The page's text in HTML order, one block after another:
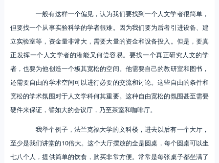
一般有这样一个偏见，认为我们要找到一个人文学者很简单，
但要找一个从事实验科学的学者很难。因为我们要为后者引进设备、建
立实验室等，资金量非常大，需要大量的资金和设备投入。但是，要真
正发挥一个人文学者的潜能又何尝容易。要找一个真正研究人文的学
者，也要为他创造一个极其宽松的空间。他需要自己的教研室和图书，
还需要自由的学术空间可以进行必要的交流和讨论。这些自由的条件和
宽松的学术氛围对于人文学科何其重要。这种自由宽松的氛围甚至需要
硬件来保证，譬如大的会议厅，乃至茶室和咖啡厅。
我举个例子，法兰克福大学的文科楼，进去以后有一个大厅，
至少是我们讲堂的10倍大。这个大厅摆放的全是圆桌，每个圆桌可以坐
七八个人，提供简单的饮食，购买非常方便。常常是每张桌子都坐满了